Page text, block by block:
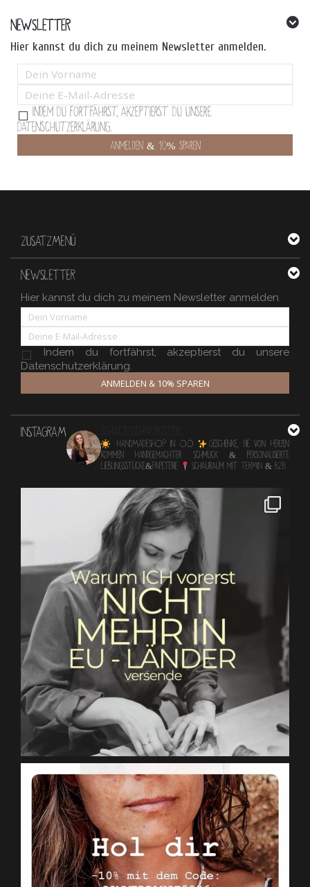
NEWSLETTER
Hier kannst du dich zu meinem Newsletter anmelden.
Indem Du fortfährst, akzeptierst Du unsere
Datenschutzerklärung.
ZUSATZMENÜ
NEWSLETTER
Hier kannst du dich zu meinem Newsletter anmelden.
Indem du fortfährst, akzeptierst du unsere
Datenschutzerklärung.
ANMELDEN & 10% SPAREN
INSTAGRAM
HANDMADESHOP in OÖ
Geschenke, die von Herzen
kommen Handgemachter Schmuck & personalisierte
Lieblingsstücke&Papeterie
Schauraum mit TERMIN & B2B